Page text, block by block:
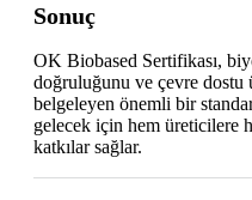
Sonuç
OK Biobased Sertifikası,
doğruluğunu ve çevre dostu
belgeleyen önemli bir
gelecek için hem üreticilere
katkılar sağlar.